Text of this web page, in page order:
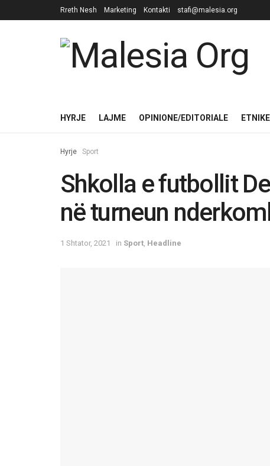
Rreth Nesh Marketing Kontakti stafi@malesia.org
HYRJE LAJME OPINIONE/EDITORIALE
Hyrje Sport
Shkolla e futbollit
në turneun
1 Shtator, 2021 in Sport Headline